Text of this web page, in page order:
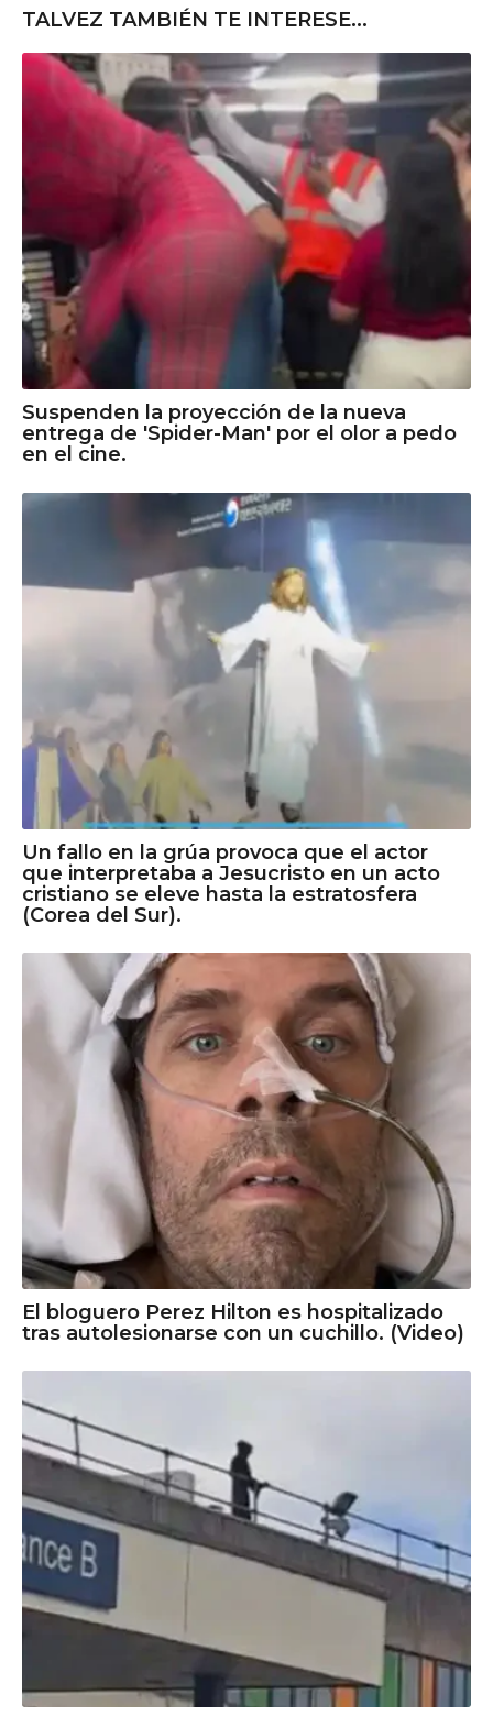
TALVEZ TAMBIÉN TE INTERESE...
Suspenden la proyección de la nueva
entrega de 'Spider-Man' por el olor a pedo
en el cine.
Un fallo en la grúa provoca que el actor
que interpretaba a Jesucristo en un acto
cristiano se eleve hasta la estratosfera
(Corea del Sur).
El bloguero Perez Hilton es hospitalizado
tras autolesionarse con un cuchillo. (Video)